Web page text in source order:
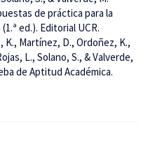
de práctica para la
ed.). Editorial UCR.
K., Martínez, D., Ordoñez, K.,
L., Solano, S., & Valverde,
de Aptitud Académica.